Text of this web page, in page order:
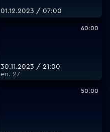
01.12.2023 / 07:00
60:00
30.11.2023 / 21:00
еп. 27
50:00